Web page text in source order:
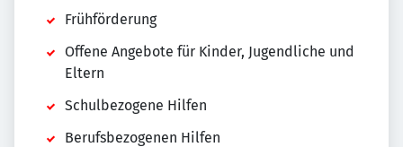
Frühförderung
Offene Angebote für Kinder, Jugendliche und
Eltern
Schulbezogene Hilfen
Berufsbezogenen Hilfen